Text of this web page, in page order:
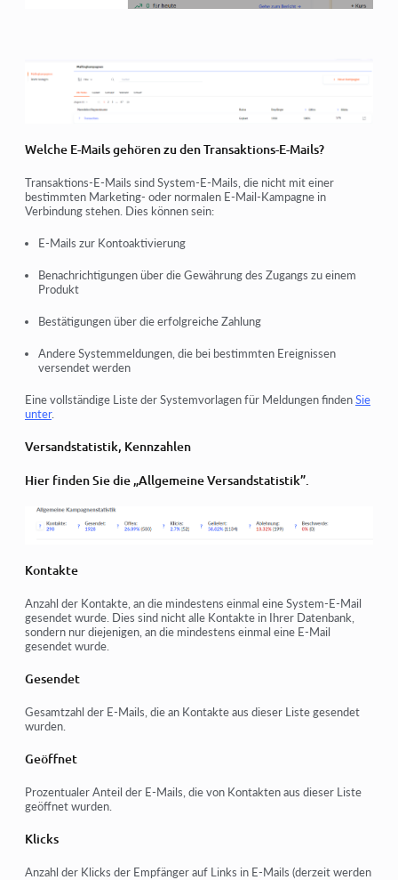
Welche E-Mails gehören zu den Transaktions-E-Mails?
Transaktions-E-Mails sind System-E-Mails, die nicht mit einer
bestimmten Marketing- oder normalen E-Mail-Kampagne in
Verbindung stehen. Dies können sein:
E-Mails zur Kontoaktivierung
Benachrichtigungen über die Gewährung des Zugangs zu einem
Produkt
Bestätigungen über die erfolgreiche Zahlung
Andere Systemmeldungen, die bei bestimmten Ereignissen
versendet werden
Eine vollständige Liste der Systemvorlagen für Meldungen findenSie
unter.
Versandstatistik, Kennzahlen
Hier finden Sie die „Allgemeine Versandstatistik”.
Kontakte
Anzahl der Kontakte, an die mindestens einmal eine System-E-Mail
gesendet wurde. Dies sind nicht alle Kontakte in Ihrer Datenbank,
sondern nur diejenigen, an die mindestens einmal eine E-Mail
gesendet wurde.
Gesendet
Gesamtzahl der E-Mails, die an Kontakte aus dieser Liste gesendet
wurden.
Geöffnet
Prozentualer Anteil der E-Mails, die von Kontakten aus dieser Liste
geöffnet wurden.
Klicks
Anzahl der Klicks der Empfänger auf Links in E-Mails (derzeit werden